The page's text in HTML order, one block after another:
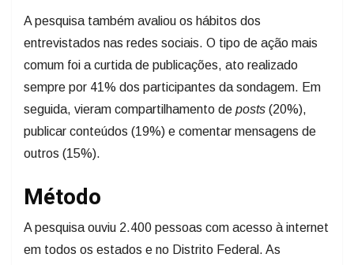
A pesquisa também avaliou os hábitos dos
entrevistados nas redes sociais. O tipo de ação mais
comum foi a curtida de publicações, ato realizado
sempre por 41% dos participantes da sondagem. Em
seguida, vieram compartilhamento de posts (20%),
publicar conteúdos (19%) e comentar mensagens de
outros (15%).
Método
A pesquisa ouviu 2.400 pessoas com acesso à internet
em todos os estados e no Distrito Federal. As